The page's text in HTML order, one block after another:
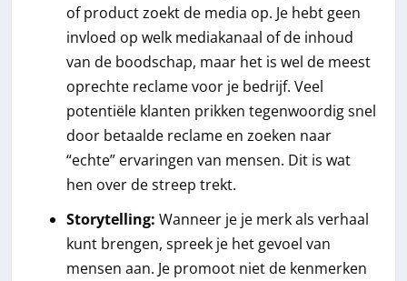
of product zoekt de media op. Je hebt geen
invloed op welk mediakanaal of de inhoud
van de boodschap, maar het is wel de meest
oprechte reclame voor je bedrijf. Veel
potentiële klanten prikken tegenwoordig snel
door betaalde reclame en zoeken naar
“echte” ervaringen van mensen. Dit is wat
hen over de streep trekt.
Storytelling:Wanneer je je merk als verhaal
kunt brengen, spreek je het gevoel van
mensen aan. Je promoot niet de kenmerken